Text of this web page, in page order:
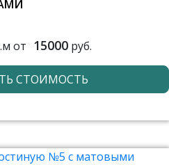
от 15000руб.
СТОИМОСТЬ